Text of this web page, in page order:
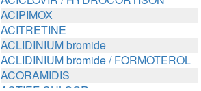
ACIPIMOX
ACITRETINE
ACLIDINIUM bromide
ACLIDINIUM bromide / FORMOTEROL
ACORAMIDIS